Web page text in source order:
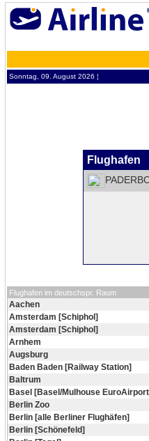
Sonntag, 09. August 2026 ¦
Flughafen
Flughafen im deutschspr. Raum
Aachen
Amsterdam [Schiphol]
Amsterdam [Schiphol]
Arnhem
Augsburg
Baden Baden [Railway Station]
Baltrum
Basel [Basel/Mulhouse
Berlin Zoo
Berlin [alle Berliner Flughäfen]
Berlin [Schönefeld]